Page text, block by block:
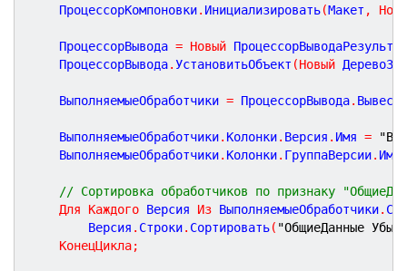
	ПроцессорКомпоновки
. Инициализировать(Макет ,
	ПроцессорВывода
= Новый
	ПроцессорВывода
.УстановитьОбъект (Новый
	ВыполняемыеОбработчики
= ПроцессорВывода. Вывести
	ВыполняемыеОбработчики
. Колонки. Версия . Имя =
	ВыполняемыеОбработчики
. Колонки. ГруппаВерсии. Имя
// Сортировка обработчиков по признаку
Для
Каждого Версия Из ВыполняемыеОбработчики.
		Версия
. Строки. Сортировать( "ОбщиеДанные Убыв"
КонецЦикла;